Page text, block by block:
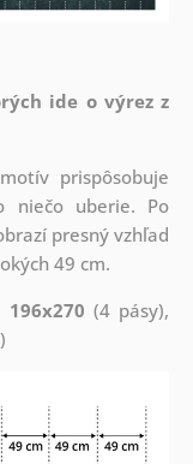
ide o výrez z
prispôsobuje
niečo uberie. Po
presný vzhľad
49 cm.
196x270 (4 pásy),